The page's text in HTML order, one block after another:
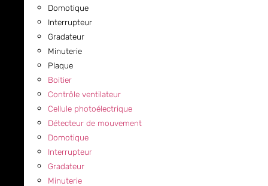
Domotique
Interrupteur
Gradateur
Minuterie
Plaque
Boitier
Contrôle ventilateur
Cellule photoélectrique
Détecteur de mouvement
Domotique
Interrupteur
Gradateur
Minuterie